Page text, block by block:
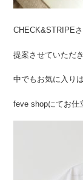
CHECK&STRIPE
提案させていただ
中でもお気に入り
feve shopにてお仕